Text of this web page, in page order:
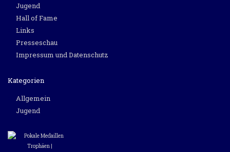
Jugend
Hall of Fame
Links
Presseschau
Impressum und Datenschutz
Kategorien
Allgemein
Jugend